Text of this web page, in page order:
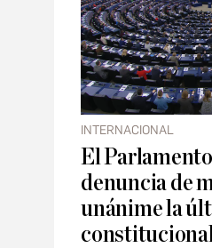
INTERNACIONAL
El
denuncia de
unánime la